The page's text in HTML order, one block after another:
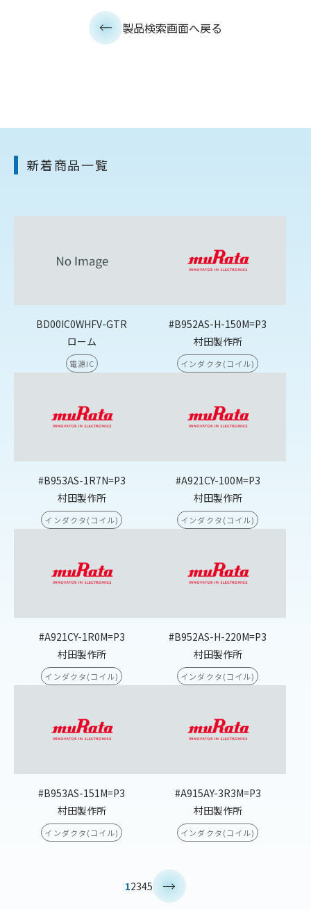
製品検索画面へ戻る
新着商品一覧
BD00IC0WHFV-GTR
ローム
電源IC
#B952AS-H-150M=P3
村田製作所
インダクタ(コイル)
#B953AS-1R7N=P3
村田製作所
インダクタ(コイル)
#A921CY-100M=P3
村田製作所
インダクタ(コイル)
#A921CY-1R0M=P3
村田製作所
インダクタ(コイル)
#B952AS-H-220M=P3
村田製作所
インダクタ(コイル)
#B953AS-151M=P3
村田製作所
インダクタ(コイル)
#A915AY-3R3M=P3
村田製作所
インダクタ(コイル)
12345